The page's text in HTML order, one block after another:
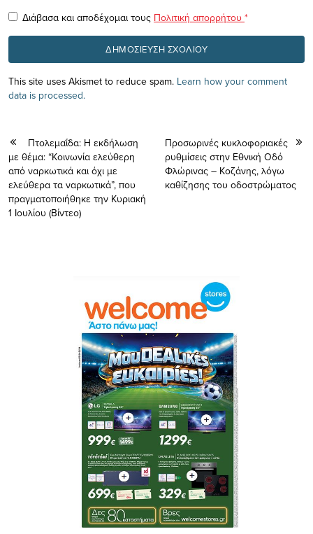
Διάβασα και αποδέχομαι τους Πολιτική απορρήτου *
This site uses Akismet to reduce spam. Learn how your comment
data is processed.
Πτολεμαΐδα: H εκδήλωση
με θέμα: “Κοινωνία ελεύθερη
από ναρκωτικά και όχι με
ελεύθερα τα ναρκωτικά”, που
πραγματοποιήθηκε την Κυριακή
1 Ιουλίου (Bίντεο)
Προσωρινές κυκλοφοριακές
ρυθμίσεις στην Εθνική Οδό
Φλώρινας – Κοζάνης, λόγω
καθίζησης του οδοστρώματος